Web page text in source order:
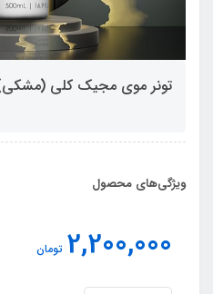
تونر موی مجیک کلی
ویژگی‌های محصول
2,200,000 تومان